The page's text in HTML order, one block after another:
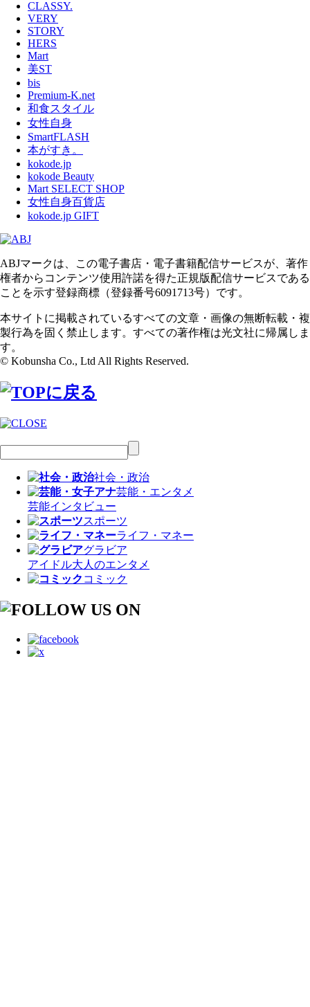
CLASSY.
VERY
STORY
HERS
Mart
美ST
bis
Premium-K.net
和食スタイル
女性自身
SmartFLASH
本がすき。
kokode.jp
kokode Beauty
Mart SELECT SHOP
女性自身百貨店
kokode.jp GIFT
ABJマークは、この電子書店・電子書籍配信サービスが、著作
権者からコンテンツ使用許諾を得た正規版配信サービスである
ことを示す登録商標（登録番号6091713号）です。
本サイトに掲載されているすべての文章・画像の無断転載・複
製行為を固く禁止します。すべての著作権は光文社に帰属しま
す。
© Kobunsha Co., Ltd All Rights Reserved.
社会・政治
芸能・エンタメ
芸能インタビュー
スポーツ
ライフ・マネー
グラビア
アイドル大人のエンタメ
コミック